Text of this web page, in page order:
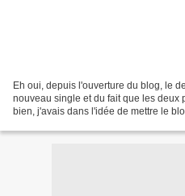
Eh oui, depuis l'ouverture du blog, le
nouveau single et du fait que les deux
bien, j'avais dans l'idée de mettre le